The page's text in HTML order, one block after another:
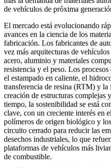
de vehículos de próxima
El mercado está evolucionando
avances en la ciencia de los
fabricación. Los fabricantes de
vez más arquitecturas de
acero, aluminio y materiales
resistencia y el peso. Los
el estampado en caliente, el
transferencia de resina (RTM) y
creación de estructuras complejas
tiempo, la sostenibilidad se está
clave, con un creciente interés en
polímeros de origen biológico y
circuito cerrado para reducir las
desechos industriales, lo que
plataformas de vehículos más
de combustible.